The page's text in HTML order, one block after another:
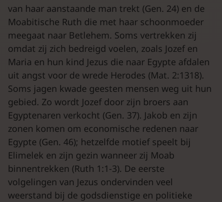
van haar aanstaande man trekt (Gen. 24) en de
Moabitische Ruth die met haar schoonmoeder
meegaat naar Betlehem. Soms vertrekken zij
omdat zij zich bedreigd voelen, zoals Jozef en
Maria en hun kind Jezus die naar Egypte afdalen
uit angst voor de wrede Herodes (Mat. 2:1318).
Soms jagen kwade geesten mensen weg uit hun
gebied. Zo wordt Jozef door zijn broers aan
Egyptenaren verkocht (Gen. 37). Jakob en zijn
zonen komen om economische redenen naar
Egypte (Gen. 46); hetzelfde motief speelt bij
Elimelek en zijn gezin wanneer zij Moab
binnentrekken (Ruth 1:1-3). De eerste
volgelingen van Jezus ondervinden veel
weerstand bij de godsdienstige en politieke